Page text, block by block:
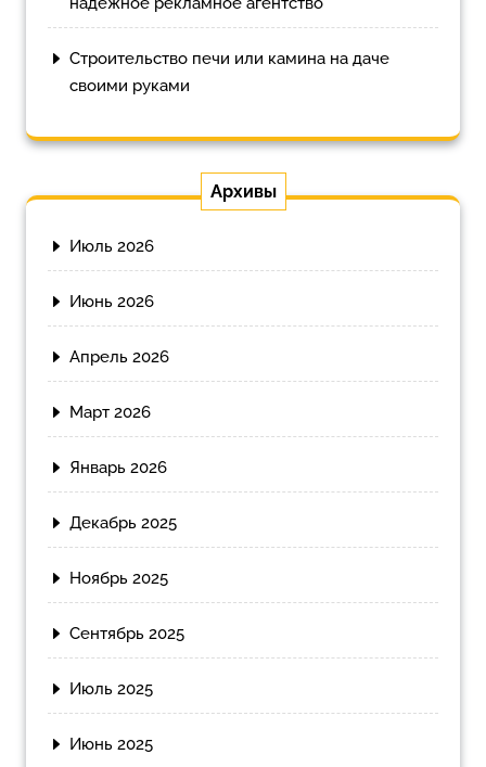
Строительство печи или камина на даче
своими руками
Архивы
Июль 2026
Июнь 2026
Апрель 2026
Март 2026
Январь 2026
Декабрь 2025
Ноябрь 2025
Сентябрь 2025
Июль 2025
Июнь 2025